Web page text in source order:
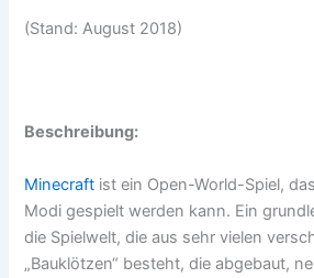
(Stand: August 2018)
Beschreibung:
Minecraft ist ein Open-World-Spiel,
Modi gespielt werden kann. Ein
die Spielwelt, die aus sehr vielen
„Bauklötzen“ besteht, die abgebaut,